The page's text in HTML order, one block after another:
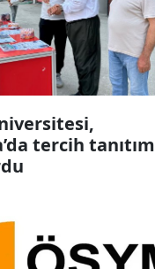
tercih tanıtım